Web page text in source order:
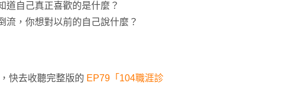
道自己真正喜歡的是什麼？
流，你想對以前的自己說什麼？
快去收聽完整版的 EP79「104職涯診